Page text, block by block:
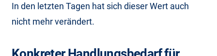
In den letzten Tagen hat sich dieser Wert auch
nicht mehr verändert.